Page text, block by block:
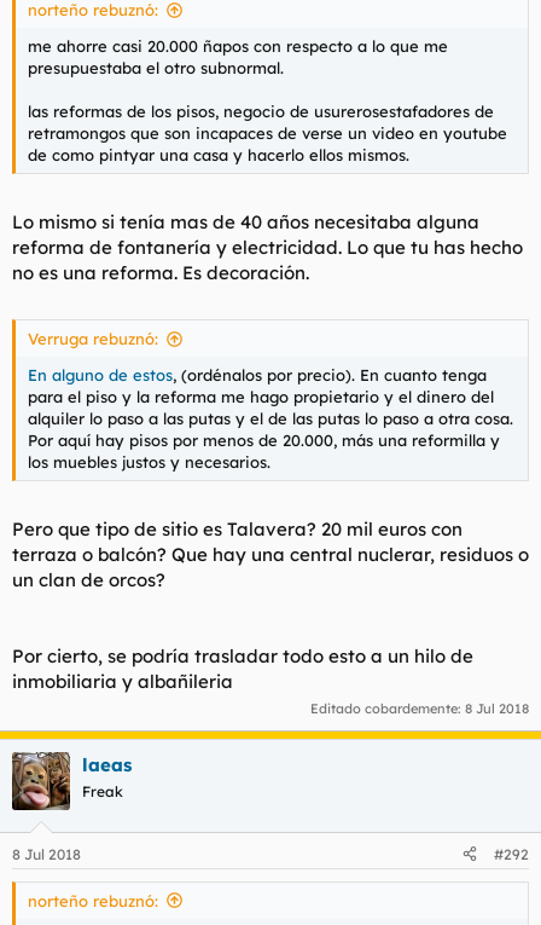
norteño rebuznó:
me ahorre casi 20.000 ñapos con respecto a lo que me
presupuestaba el otro subnormal.
las reformas de los pisos, negocio de usurerosestafadores de
retramongos que son incapaces de verse un video en youtube
de como pintyar una casa y hacerlo ellos mismos.
Lo mismo si tenía mas de 40 años necesitaba alguna
reforma de fontanería y electricidad. Lo que tu has hecho
no es una reforma. Es decoración.
Verruga rebuznó:
En alguno de estos, (ordénalos por precio). En cuanto tenga
para el piso y la reforma me hago propietario y el dinero del
alquiler lo paso a las putas y el de las putas lo paso a otra cosa.
Por aquí hay pisos por menos de 20.000, más una reformilla y
los muebles justos y necesarios.
Pero que tipo de sitio es Talavera? 20 mil euros con
terraza o balcón? Que hay una central nuclerar, residuos o
un clan de orcos?
Por cierto, se podría trasladar todo esto a un hilo de
inmobiliaria y albañileria
Editado cobardemente: 8 Jul 2018
laeas
Freak
8 Jul 2018 #292
norteño rebuznó: